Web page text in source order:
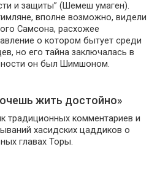
и защиты” (Шемеш умаген).
вполне возможно, видели
Самсона, расхожее
о котором бытует среди
но его тайна заключалась в
он был Шимшоном.
жить достойно»
традиционных комментариев и
хасидских цаддиков о
главах Торы.